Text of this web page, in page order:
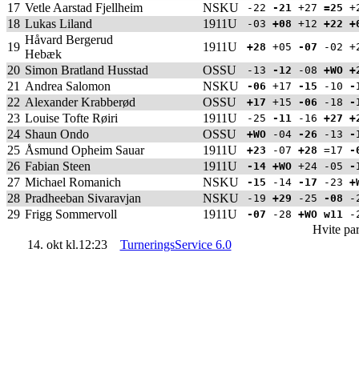
17 Vetle Aarstad Fjellheim NSKU -22 -21 +27 =25
18 Lukas Liland 1911U -03 +08 +12 +22
19
Håvard Bergerud
Hebæk
1911U +28 +05 -07 -02
20 Simon Bratland Husstad OSSU -13 -12 -08 +WO
21 Andrea Salomon NSKU -06 +17 -15 -10 -
22 Alexander Krabberød OSSU +17 +15 -06 -18 -
23 Louise Tofte Røiri 1911U -25 -11 -16 +27
24 Shaun Ondo OSSU +WO -04 -26 -13 -
25 Åsmund Opheim Sauar 1911U +23 -07 +28 =17 -
26 Fabian Steen 1911U -14 +WO +24 -05 -
27 Michael Romanich NSKU -15 -14 -17 -23
28 Pradheeban Sivaravjan NSKU -19 +29 -25 -08 -
29 Frigg Sommervoll 1911U -07 -28 +WO w11 -
Hvite
14. okt kl.12:23 TurneringsService 6.0